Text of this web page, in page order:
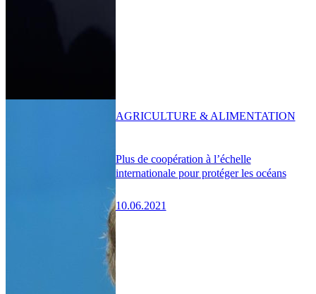
Plus de coopération à l’échelle
internationale pour protéger les océans
10.06.2021
AGRICULTURE & ALIMENTATION